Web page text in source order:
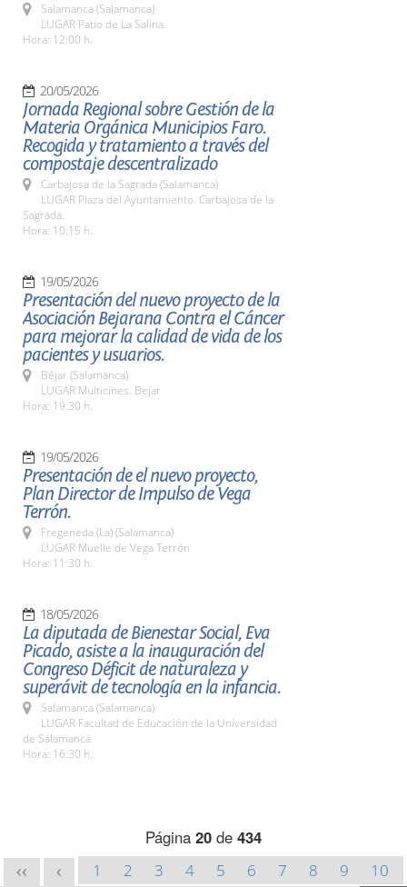
Salamanca (Salamanca)
LUGAR Patio de La Salina.
Hora: 12:00 h.
20/05/2026
Jornada Regional sobre Gestión de la
Materia Orgánica Municipios Faro.
Recogida y tratamiento a través del
compostaje descentralizado
Carbajosa de la Sagrada (Salamanca)
LUGAR Plaza del Ayuntamiento. Carbajosa de la
Sagrada.
Hora: 10:15 h.
19/05/2026
Presentación del nuevo proyecto de la
Asociación Bejarana Contra el Cáncer
para mejorar la calidad de vida de los
pacientes y usuarios.
Béjar (Salamanca)
LUGAR Multicines. Bejar
Hora: 19:30 h.
19/05/2026
Presentación de el nuevo proyecto,
Plan Director de Impulso de Vega
Terrón.
Fregeneda (La) (Salamanca)
LUGAR Muelle de Vega Terrón
Hora: 11:30 h.
18/05/2026
La diputada de Bienestar Social, Eva
Picado, asiste a la inauguración del
Congreso Déficit de naturaleza y
superávit de tecnología en la infancia.
Salamanca (Salamanca)
LUGAR Facultad de Educación de la Universidad
de Salamanca
Hora: 16:30 h.
Página 20 de 434
<< < 1 2 3 4 5 6 7 8 9
10